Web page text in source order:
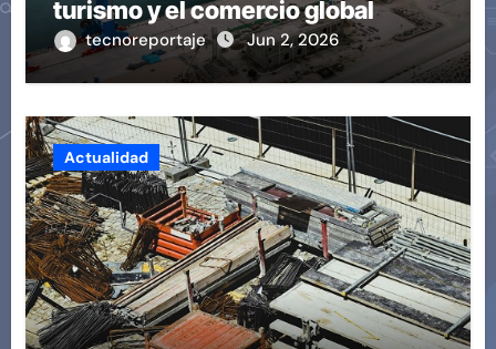
turismo y el comercio global
tecnoreportaje Jun 2, 2026
Actualidad